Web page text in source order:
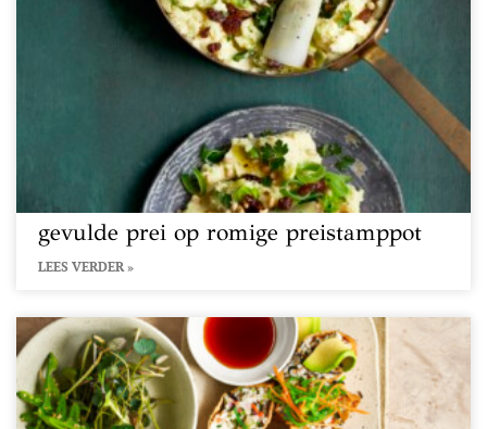
gevulde prei op romige preistamppot
LEES VERDER »